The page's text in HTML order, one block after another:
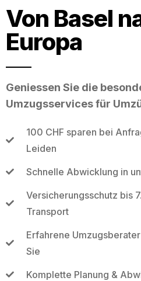
Von Basel
Europa
Geniessen Sie die
Umzugsservices für
100 CHF sparen bei
Leiden
Schnelle Abwicklung in
Versicherungsschutz bis
Transport
Erfahrene
Sie
Komplette Planung &